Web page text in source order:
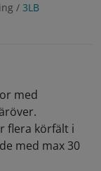
/ 3LB
med
flera körfält i
med max 30